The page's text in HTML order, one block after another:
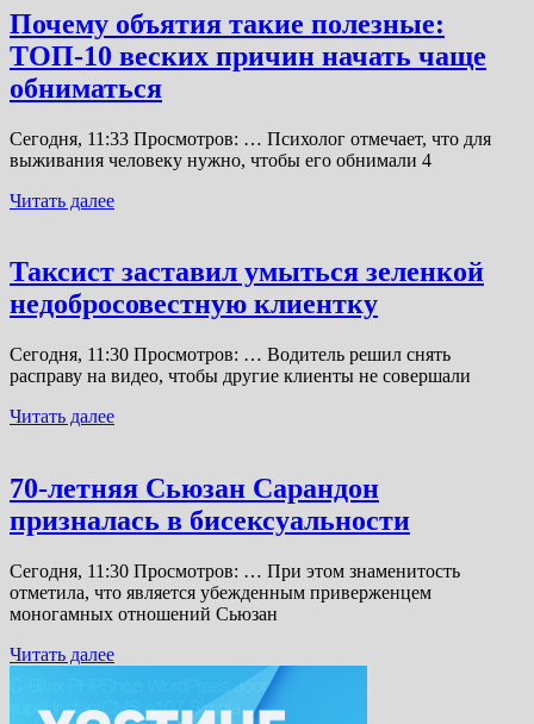
Почему объятия такие полезные:
ТОП-10 веских причин начать чаще
обниматься
Сегодня, 11:33 Просмотров: … Психолог отмечает, что для
выживания человеку нужно, чтобы его обнимали 4
Читать далее
Таксист заставил умыться зеленкой
недобросовестную клиентку
Сегодня, 11:30 Просмотров: … Водитель решил снять
расправу на видео, чтобы другие клиенты не совершали
Читать далее
70-летняя Сьюзан Сарандон
призналась в бисексуальности
Сегодня, 11:30 Просмотров: … При этом знаменитость
отметила, что является убежденным приверженцем
моногамных отношений Сьюзан
Читать далее